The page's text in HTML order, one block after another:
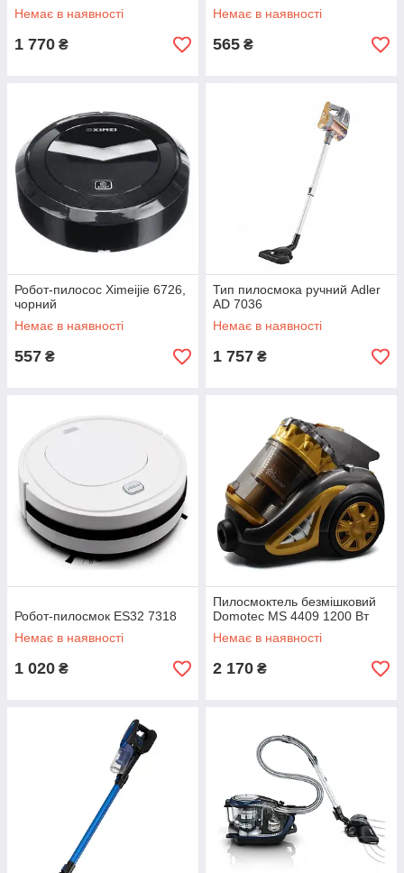
Немає в наявності
1 770 ₴
Немає в наявності
565 ₴
Робот-пилосос Ximeijie 6726,
чорний
Немає в наявності
557 ₴
Тип пилосмока ручний Adler
AD 7036
Немає в наявності
1 757 ₴
Робот-пилосмок ES32 7318
Немає в наявності
1 020 ₴
Пилосмоктель безмішковий
Domotec MS 4409 1200 Вт
Немає в наявності
2 170 ₴